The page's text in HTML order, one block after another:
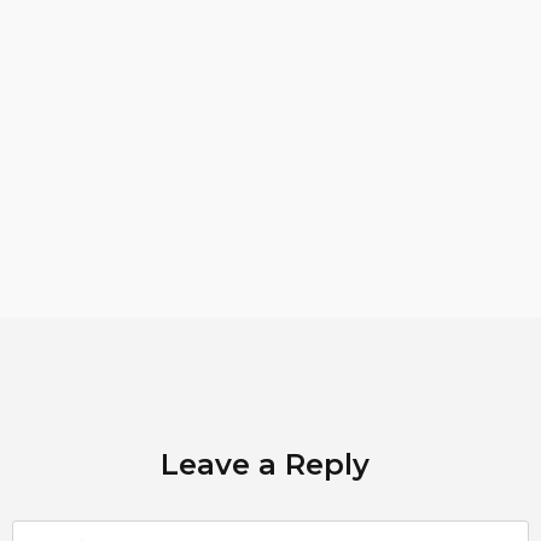
Leave a Reply